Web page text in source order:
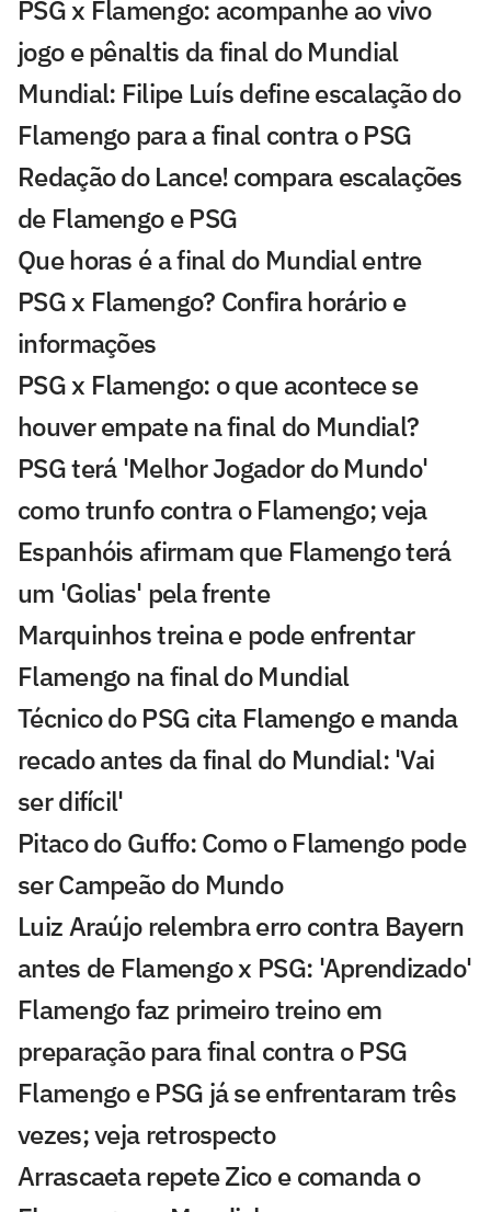
PSG x Flamengo: acompanhe ao vivo
jogo e pênaltis da final do Mundial
Mundial: Filipe Luís define escalação do
Flamengo para a final contra o PSG
Redação do Lance! compara escalações
de Flamengo e PSG
Que horas é a final do Mundial entre
PSG x Flamengo? Confira horário e
informações
PSG x Flamengo: o que acontece se
houver empate na final do Mundial?
PSG terá 'Melhor Jogador do Mundo'
como trunfo contra o Flamengo; veja
Espanhóis afirmam que Flamengo terá
um 'Golias' pela frente
Marquinhos treina e pode enfrentar
Flamengo na final do Mundial
Técnico do PSG cita Flamengo e manda
recado antes da final do Mundial: 'Vai
ser difícil'
Pitaco do Guffo: Como o Flamengo pode
ser Campeão do Mundo
Luiz Araújo relembra erro contra Bayern
antes de Flamengo x PSG: 'Aprendizado'
Flamengo faz primeiro treino em
preparação para final contra o PSG
Flamengo e PSG já se enfrentaram três
vezes; veja retrospecto
Arrascaeta repete Zico e comanda o